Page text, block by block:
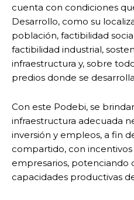
cuenta con condiciones
Desarrollo, como su
población, factibilidad
factibilidad industrial,
infraestructura y, sobre
predios donde se
Con este Podebi, se
infraestructura adecuada
inversión y empleos, a fin
compartido, con incentivos
empresarios, potenciando
capacidades productivas